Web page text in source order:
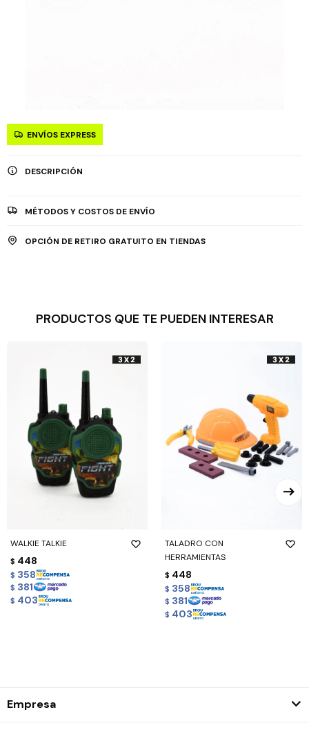
ENVÍOS EXPRESS
DESCRIPCIÓN
MÉTODOS Y COSTOS DE ENVÍO
OPCIÓN DE RETIRO GRATUITO EN TIENDAS
PRODUCTOS QUE TE PUEDEN INTERESAR
WALKIE TALKIE
$ 448
$ 358
$ 381
$ 403
TALADRO CON
HERRAMIENTAS
$ 448
$ 358
$ 381
$ 403
Empresa